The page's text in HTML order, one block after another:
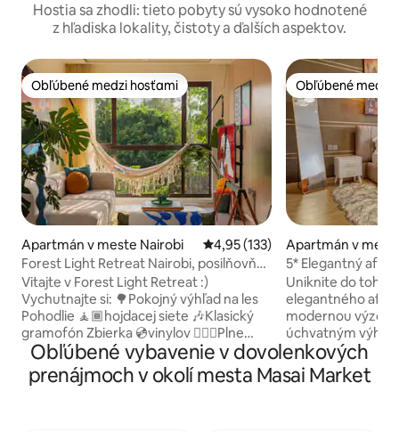
Hostia sa zhodli: tieto pobyty sú vysoko hodnotené
z hľadiska lokality, čistoty a ďalších aspektov.
Obľúbené medzi hosťami
Obľúbené medzi hosťami
Apartmán v meste Nairobi Priemerné ohodnotenie 4,95 z
4,95 (133)
Forest Light Retreat Nairobi, posilňovňa,
bazén
Vitajte v Forest Light Retreat :)
Vychutnajte si: 🌳Pokojný výhľad na les
Pohodlie 🧘🏾hojdacej siete 🎶Klasický
gramofón Zbierka 💿vinylov 🏋🏾‍♀️Plne
vybavená posilňovňa 🏊🏼‍♀️ Vyhrievaný
bazén 🎱Biliardové stoly 🏓Ping pong 💼
pracovný priestor 🚀Rýchle Wi-Fi 🍿
Obľúbené medzi
Obľúbené medzi
Apartmán v
5* Elegantný
TV/manželská
manželská posteľ
Uniknite do tohto
elegantného
modernou
úchvatným
Oddýchnite si s
možnosťami
Netflix, HBO a
Obľúbené vybavenie v dovolenkových
prenájmoch v okolí mesta Masai Market